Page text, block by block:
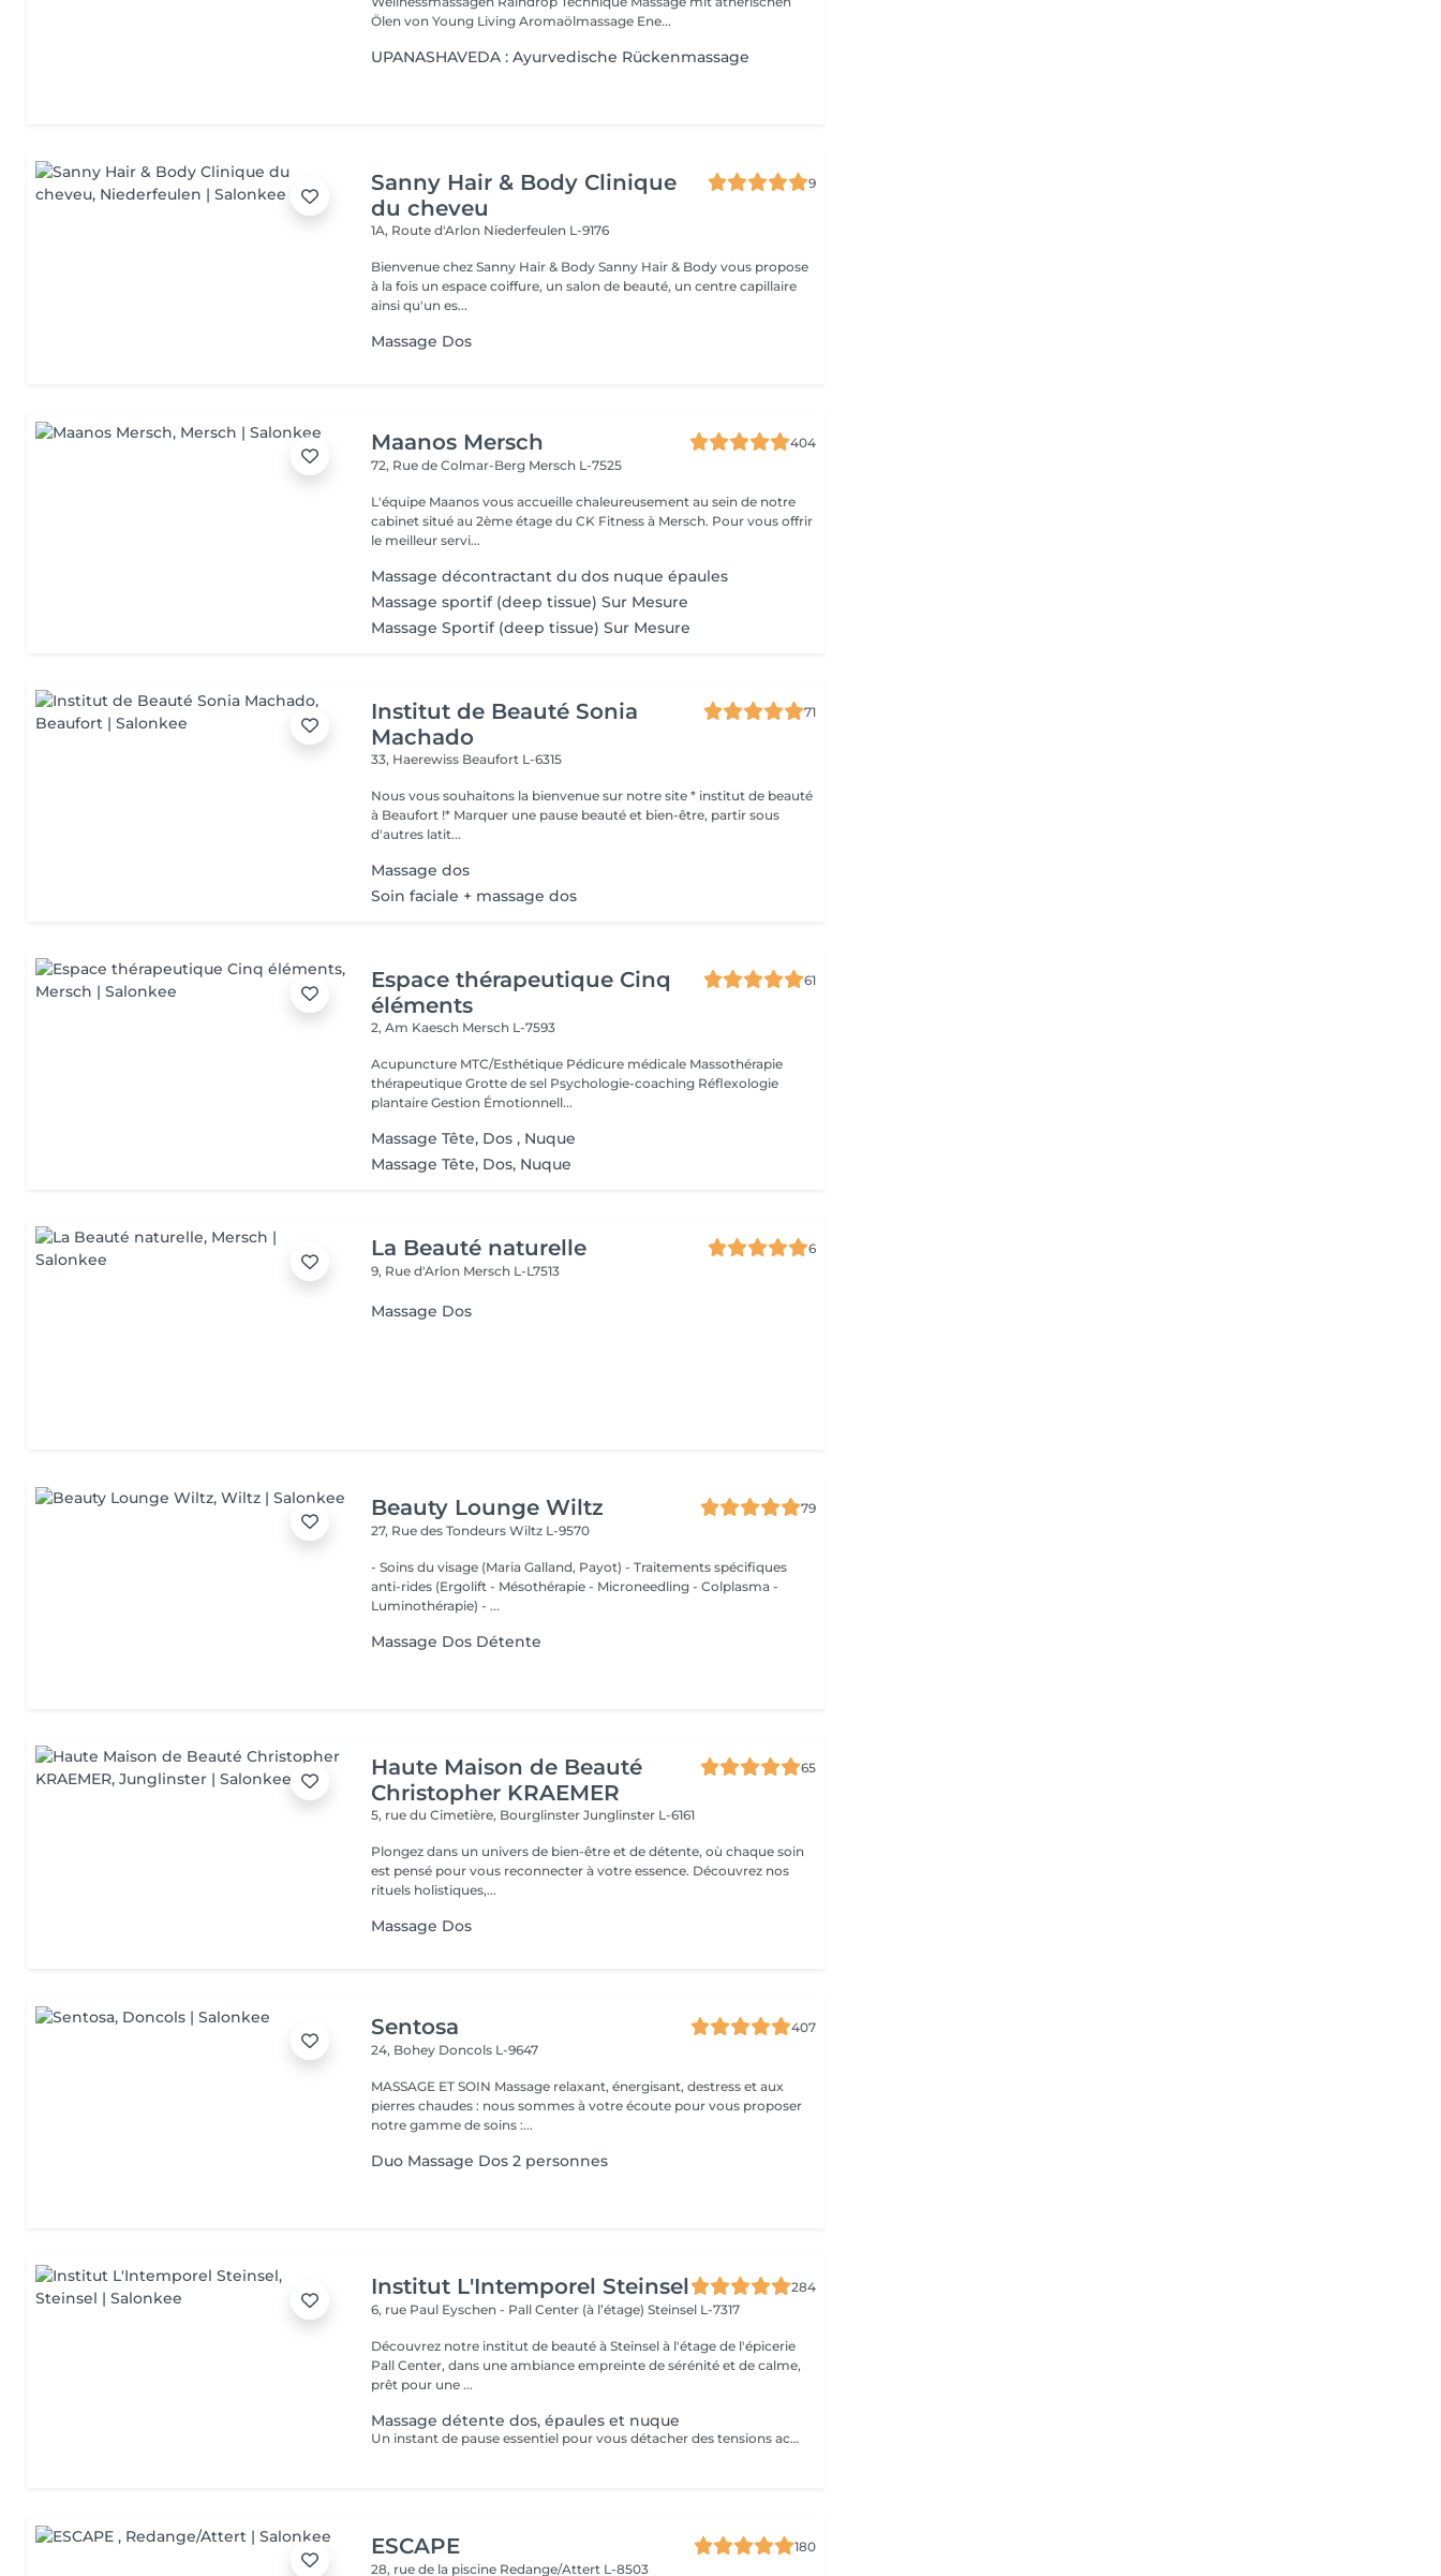
Ölen von Young Living Aromaölmassage Ene...
UPANASHAVEDA : Ayurvedische Rückenmassage
Sanny Hair & Body Clinique
du cheveu
9
1A, Route d'Arlon Niederfeulen L-9176
Bienvenue chez Sanny Hair & Body Sanny Hair & Body vous propose
à la fois un espace coiffure, un salon de beauté, un centre capillaire
ainsi qu'un es...
Massage Dos
Maanos Mersch
404
72, Rue de Colmar-Berg Mersch L-7525
L'équipe Maanos vous accueille chaleureusement au sein de notre
cabinet situé au 2ème étage du CK Fitness à Mersch. Pour vous offrir
le meilleur servi...
Massage décontractant du dos nuque épaules
Massage sportif (deep tissue) Sur Mesure
Massage Sportif (deep tissue) Sur Mesure
Institut de Beauté Sonia
Machado
71
33, Haerewiss Beaufort L-6315
Nous vous souhaitons la bienvenue sur notre site * institut de beauté
à Beaufort !* Marquer une pause beauté et bien-être, partir sous
d'autres latit...
Massage dos
Soin faciale + massage dos
Espace thérapeutique Cinq
éléments
61
2, Am Kaesch Mersch L-7593
Acupuncture MTC/Esthétique Pédicure médicale Massothérapie
thérapeutique Grotte de sel Psychologie-coaching Réflexologie
plantaire Gestion Émotionnell...
Massage Tête, Dos , Nuque
Massage Tête, Dos, Nuque
La Beauté naturelle
6
9, Rue d'Arlon Mersch L-L7513
Massage Dos
Beauty Lounge Wiltz
79
27, Rue des TondeursWiltz L-9570
- Soins du visage (Maria Galland, Payot) - Traitements spécifiques
anti-rides (Ergolift - Mésothérapie - Microneedling - Colplasma -
Luminothérapie) - ...
Massage Dos Détente
Haute Maison de Beauté
Christopher KRAEMER
65
5, rue du Cimetière, BourglinsterJunglinster L-6161
Plongez dans un univers de bien-être et de détente, où chaque soin
est pensé pour vous reconnecter à votre essence. Découvrez nos
rituels holistiques,...
Massage Dos
Sentosa
407
24, Bohey Doncols L-9647
MASSAGE ET SOIN Massage relaxant, énergisant, destress et aux
pierres chaudes : nous sommes à votre écoute pour vous proposer
notre gamme de soins :...
Duo Massage Dos 2 personnes
Institut L'Intemporel Steinsel
284
6, rue Paul Eyschen - Pall Center (à l’étage)Steinsel L-7317
Découvrez notre institut de beauté à Steinsel à l'étage de l'épicerie
Pall Center, dans une ambiance empreinte de sérénité et de calme,
prêt pour une ...
Massage détente dos, épaules et nuque
Un instant de pause essentiel pour vous détacher des tensions accumulées. Huile chaude aromatique.
ESCAPE
180
28, rue de la piscine Redange/Attert L-8503